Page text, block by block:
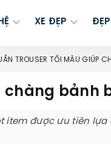
XE ĐẸP ĐẸP
TROUSER TỐI MÀU GIÚP
chàng bảnh
item được ưu tiên